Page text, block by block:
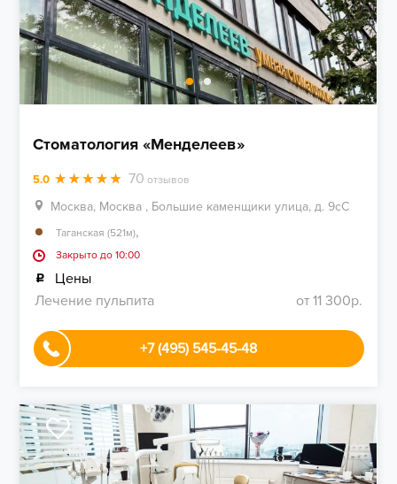
Стоматология «Менделеев»
5.0 70 отзывов
Москва, Москва , Большие каменщики улица, д. 9cС
Таганская (521м),
Закрыто до 10:00
Цены
Лечение пульпита
от 11 300р.
+7 (495) 545-45-48